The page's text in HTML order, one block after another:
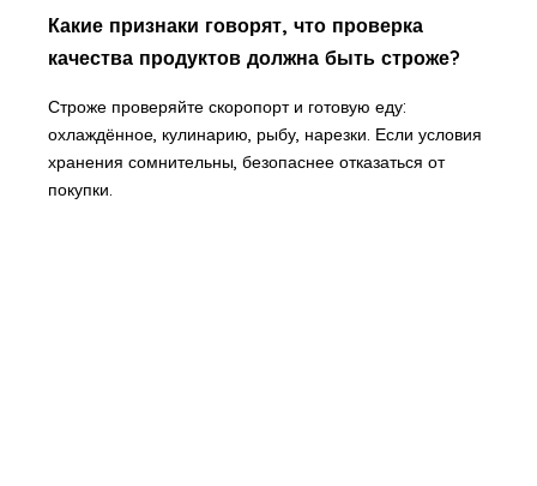
Какие признаки говорят, что проверка
качества продуктов должна быть строже?
Строже проверяйте скоропорт и готовую еду:
охлаждённое, кулинарию, рыбу, нарезки. Если условия
хранения сомнительны, безопаснее отказаться от
покупки.